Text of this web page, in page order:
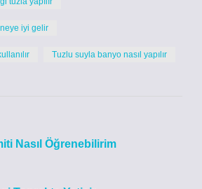
iyi gelir
Tuzlu suyla banyo nasıl yapılır
Nasıl Öğrenebilirim